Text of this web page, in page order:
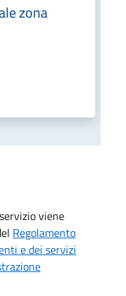
zona
viene
Regolamento
e dei servizi